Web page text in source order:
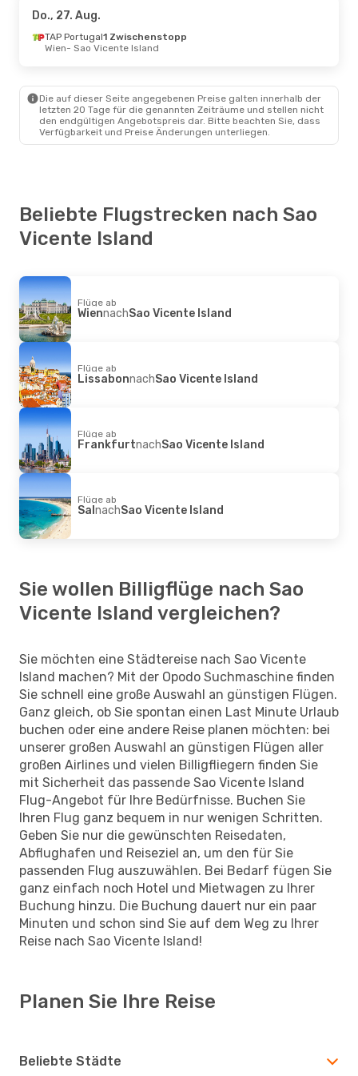
Mo., 12. Okt.- Di., 13. Okt.
Sao Vicente Island
- Lissabon
Do., 27. Aug.- So., 30. Aug.
Sao Vicente Island - Wien
Mo., 17. Aug.- So., 23. Aug.
1 Zwischenstopp
Wien- Sao Vicente Island
TAP Portugal
1 Zwischenstopp
Sao Vicente Island
Do., 27. Aug.
TAP Portugal1 Zwischenstopp
Wien- Sao Vicente Island
Die auf dieser Seite angegebenen Preise galten innerhalb der
letzten 20 Tage für die genannten Zeiträume und stellen nicht
den endgültigen Angebotspreis dar. Bitte beachten Sie, dass
Verfügbarkeit und Preise Änderungen unterliegen.
Beliebte Flugstrecken nach Sao
Vicente Island
Flüge ab
WiennachSao Vicente Island
Flüge ab
LissabonnachSao Vicente Island
Flüge ab
FrankfurtnachSao Vicente Island
Flüge ab
SalnachSao Vicente Island
Sie wollen Billigflüge nach Sao
Vicente Island vergleichen?
Sie möchten eine Städtereise nach Sao Vicente
Island machen? Mit der Opodo Suchmaschine finden
Sie schnell eine große Auswahl an günstigen Flügen.
Ganz gleich, ob Sie spontan einen Last Minute Urlaub
buchen oder eine andere Reise planen möchten: bei
unserer großen Auswahl an günstigen Flügen aller
großen Airlines und vielen Billigfliegern finden Sie
mit Sicherheit das passende Sao Vicente Island
Flug-Angebot für Ihre Bedürfnisse. Buchen Sie
Ihren Flug ganz bequem in nur wenigen Schritten.
Geben Sie nur die gewünschten Reisedaten,
Abflughafen und Reiseziel an, um den für Sie
passenden Flug auszuwählen. Bei Bedarf fügen Sie
ganz einfach noch Hotel und Mietwagen zu Ihrer
Buchung hinzu. Die Buchung dauert nur ein paar
Minuten und schon sind Sie auf dem Weg zu Ihrer
Reise nach Sao Vicente Island!
Planen Sie Ihre Reise
Beliebte Städte